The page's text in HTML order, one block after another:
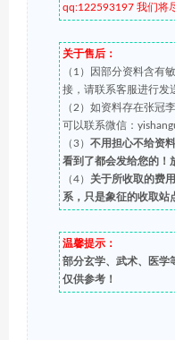
qq:122593197 我们将
关于售后：
（1）因部分资料含有
接，请联系客服进行发
（2）如资料存在张冠
可以联系微信：
（3） 不用担心不给资
看到了都会发给您的！
（4） 关于所收取的费
系，只是象征的收取站
温馨提示：
部分玄学、武术、医学
仅供参考！